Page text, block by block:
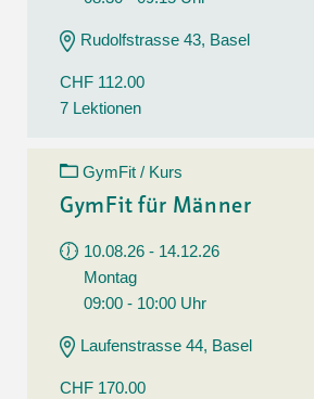
Rudolfstrasse 43, Basel
CHF 112.00
7 Lektionen
GymFit / Kurs
GymFit für Männer
10.08.26 - 14.12.26
Montag
09:00 - 10:00 Uhr
Laufenstrasse 44, Basel
CHF 170.00